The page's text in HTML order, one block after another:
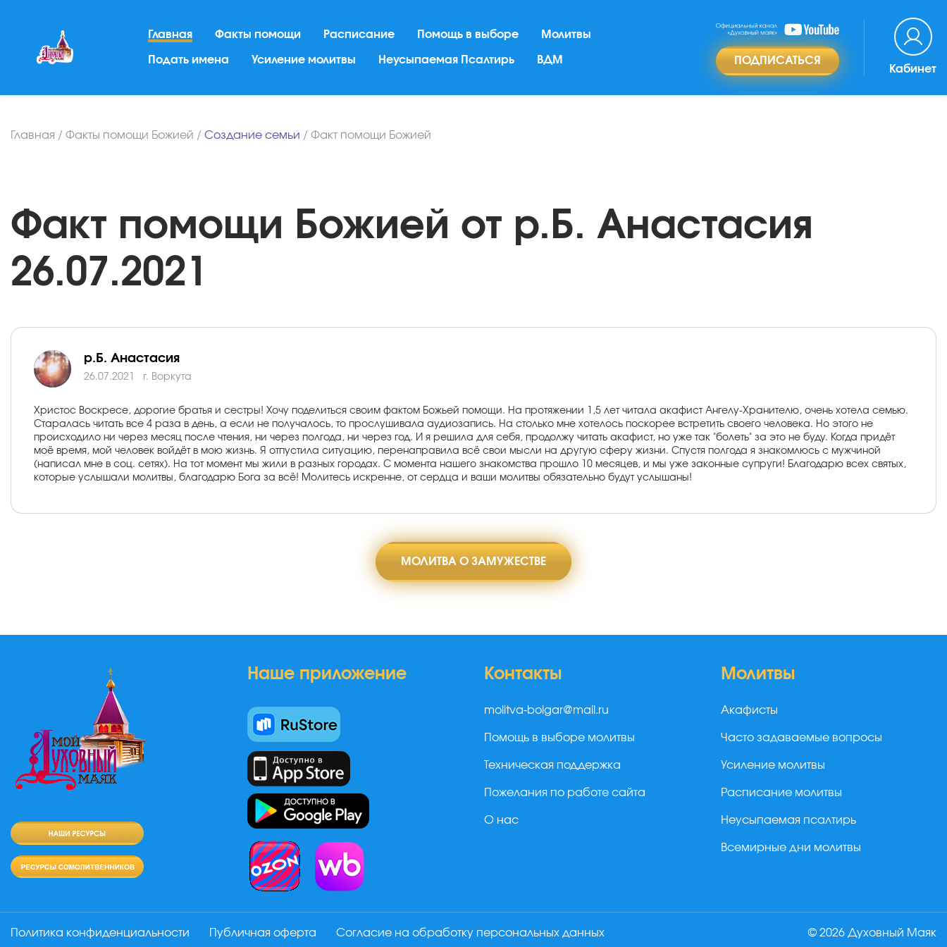
Главная Факты помощи Расписание Помощь в выборе Молитвы
Подать имена Усиление молитвы Неусыпаемая Псалтирь ВДМ ПОДПИСАТЬСЯ
Кабинет
Главная / Факты помощи Божией / Создание семьи / Факт помощи Божией
Факт помощи Божией от р.Б. Анастасия
26.07.2021
р.Б. Анастасия
26.07.2021 г. Воркута
Христос Воскресе, дорогие братья и сестры! Хочу поделиться своим фактом Божьей помощи. На протяжении 1,5 лет читала акафист Ангелу-Хранителю, очень хотела семью.
Старалась читать все 4 раза в день, а если не получалось, то прослушивала аудиозапись. На столько мне хотелось поскорее встретить своего человека. Но этого не
происходило ни через месяц после чтения, ни через полгода, ни через год. И я решила для себя, продолжу читать акафист, но уже так "болеть" за это не буду. Когда придёт
моё время, мой человек войдёт в мою жизнь. Я отпустила ситуацию, перенаправила всё свои мысли на другую сферу жизни. Спустя полгода я знакомлюсь с мужчиной
(написал мне в соц. сетях). На тот момент мы жили в разных городах. С момента нашего знакомства прошло 10 месяцев, и мы уже законные супруги! Благодарю всех святых,
которые услышали молитвы, благодарю Бога за всё! Молитесь искренне, от сердца и ваши молитвы обязательно будут услышаны!
МОЛИТВА О ЗАМУЖЕСТВЕ
Наше приложение Контакты
molitva-bolgar@mail.ru
Помощь в выборе молитвы
Техническая поддержка
Пожелания по работе сайта
О нас
Молитвы
Акафисты
Часто задаваемые вопросы
Усиление молитвы
Расписание молитвы
Неусыпаемая псалтирь
Всемирные дни молитвы
Политика конфиденциальности Публичная оферта Согласие на обработку персональных данных © 2026 Духовный Маяк